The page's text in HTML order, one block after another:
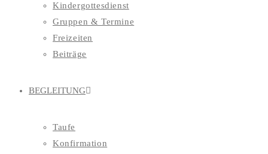
Kindergottesdienst
Gruppen & Termine
Freizeiten
Beiträge
BEGLEITUNG
Taufe
Konfirmation